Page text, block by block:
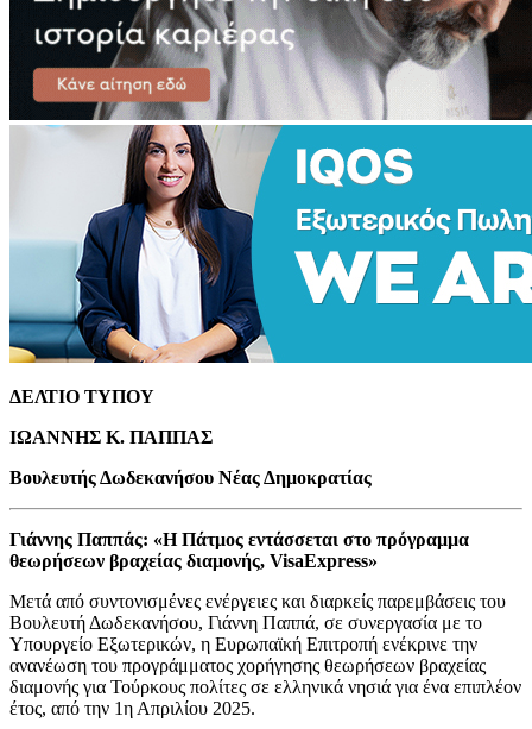
ΔΕΛΤΙΟ ΤΥΠΟΥ
ΙΩΑΝΝΗΣ Κ. ΠΑΠΠΑΣ
Βουλευτής Δωδεκανήσου Νέας Δημοκρατίας
Γιάννης Παππάς: «Η Πάτμος εντάσσεται στο πρόγραμμα
θεωρήσεων βραχείας διαμονής, VisaExpress»
Μετά από συντονισμένες ενέργειες και διαρκείς παρεμβάσεις του
Βουλευτή Δωδεκανήσου, Γιάννη Παππά, σε συνεργασία με το
Υπουργείο Εξωτερικών, η Ευρωπαϊκή Επιτροπή ενέκρινε την
ανανέωση του προγράμματος χορήγησης θεωρήσεων βραχείας
διαμονής για Τούρκους πολίτες σε ελληνικά νησιά για ένα επιπλέον
έτος, από την 1η Απριλίου 2025.